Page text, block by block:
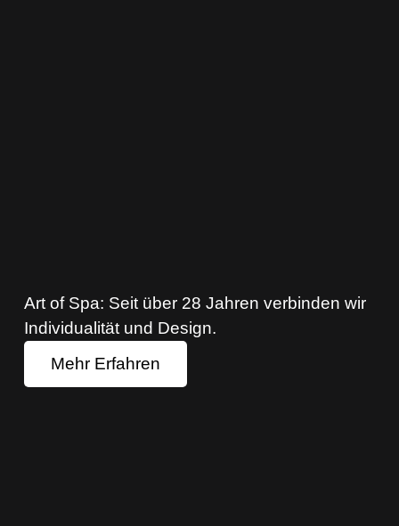
Art of Spa: Seit über 28 Jahren verbinden wir
Individualität und Design.
Mehr Erfahren